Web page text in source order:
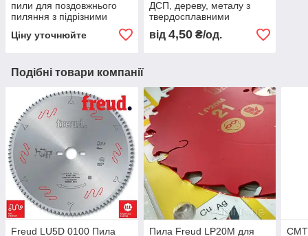
пили для поздовжнього
пиляння з підрізними
ножами
Ціну уточнюйте
ДСП, дереву, металу з
твердосплавними
напайками на обладнанні
з ЧПК
від 4,50₴/од.
Подібні товари компанії
Freud LU5D 0100 Пила
Пила Freud LP20M для
СМТ